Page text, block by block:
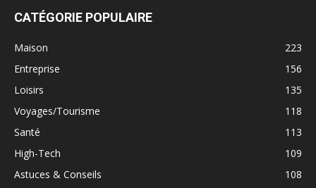
CATÉGORIE POPULAIRE
Maison
223
Entreprise
156
Loisirs
135
Voyages/Tourisme
118
Santé
113
High-Tech
109
Astuces & Conseils
108